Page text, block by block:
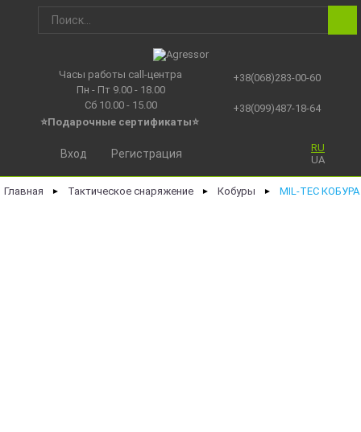
Часы работы call-центра
Пн - Пт 9.00 - 18.00
Сб 10.00 - 15.00
⭐Подарочные сертификаты⭐
+38(068)283-00-60
+38(099)487-18-64
RU
UA
Вход Регистрация
Главная ► Тактическое снаряжение ► Кобуры ► MIL-TEC